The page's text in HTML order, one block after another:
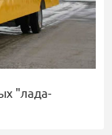
"лада-